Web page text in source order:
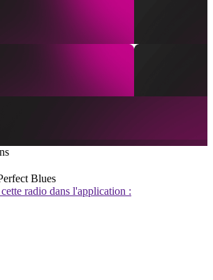
Blues
radio dans l'application :